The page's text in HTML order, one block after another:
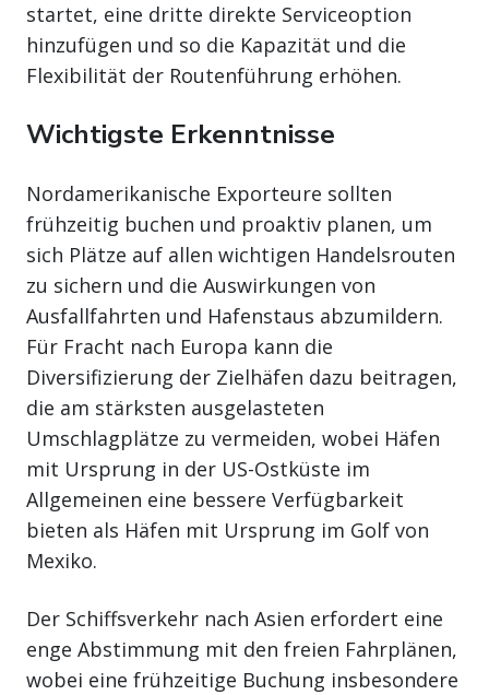
startet, eine dritte direkte Serviceoption
hinzufügen und so die Kapazität und die
Flexibilität der Routenführung erhöhen.
Wichtigste Erkenntnisse
Nordamerikanische Exporteure sollten
frühzeitig buchen und proaktiv planen, um
sich Plätze auf allen wichtigen Handelsrouten
zu sichern und die Auswirkungen von
Ausfallfahrten und Hafenstaus abzumildern.
Für Fracht nach Europa kann die
Diversifizierung der Zielhäfen dazu beitragen,
die am stärksten ausgelasteten
Umschlagplätze zu vermeiden, wobei Häfen
mit Ursprung in der US-Ostküste im
Allgemeinen eine bessere Verfügbarkeit
bieten als Häfen mit Ursprung im Golf von
Mexiko.
Der Schiffsverkehr nach Asien erfordert eine
enge Abstimmung mit den freien Fahrplänen,
wobei eine frühzeitige Buchung insbesondere